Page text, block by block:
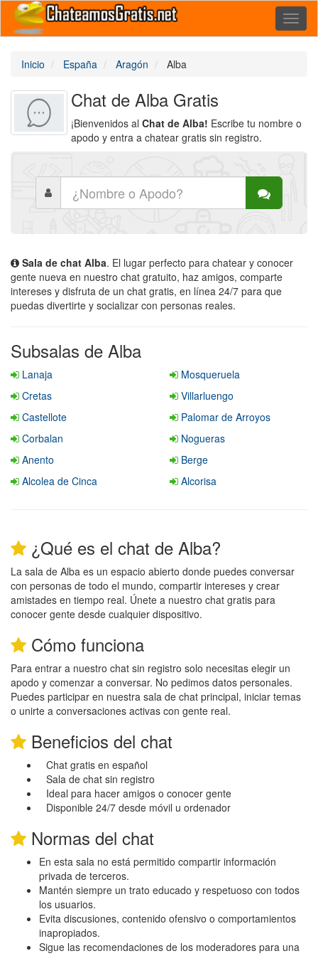
Inicio España Aragón Alba
Chat de Alba Gratis
¡Bienvenidos al Chat de Alba! Escribe tu nombre o
apodo y entra a chatear gratis sin registro.
Sala de chat Alba. El lugar perfecto para chatear y conocer
gente nueva en nuestro chat gratuito, haz amigos, comparte
intereses y disfruta de un chat gratis, en línea 24/7 para que
puedas divertirte y socializar con personas reales.
Subsalas de Alba
Lanaja
Mosqueruela
Cretas
Villarluengo
Castellote
Palomar de Arroyos
Corbalan
Nogueras
Anento
Berge
Alcolea de Cinca
Alcorisa
¿Qué es el chat de Alba?
La sala de Alba es un espacio abierto donde puedes conversar
con personas de todo el mundo, compartir intereses y crear
amistades en tiempo real. Únete a nuestro chat gratis para
conocer gente desde cualquier dispositivo.
Cómo funciona
Para entrar a nuestro chat sin registro solo necesitas elegir un
apodo y comenzar a conversar. No pedimos datos personales.
Puedes participar en nuestra sala de chat principal, iniciar temas
o unirte a conversaciones activas con gente real.
Beneficios del chat
Chat gratis en español
Sala de chat sin registro
Ideal para hacer amigos o conocer gente
Disponible 24/7 desde móvil u ordenador
Normas del chat
En esta sala no está permitido compartir información
privada de terceros.
Mantén siempre un trato educado y respetuoso con todos
los usuarios.
Evita discusiones, contenido ofensivo o comportamientos
inapropiados.
Sigue las recomendaciones de los moderadores para una